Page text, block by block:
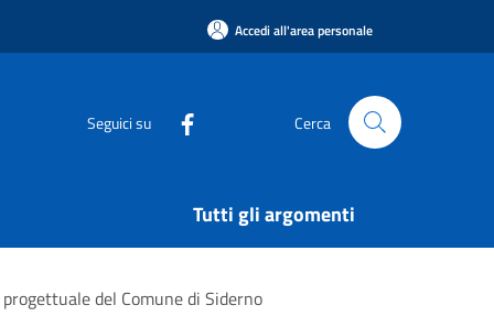
Accedi all'area personale
Seguici su Cerca
Tutti gli argomenti
del Comune di Siderno